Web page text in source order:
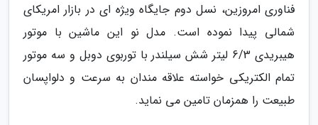
فناوری امروزین، نسل دوم جایگاه ویژه ای در بازار امریکای
شمالی پیدا نموده است. مدل نو این ماشین با موتور
هیبریدی 6/3 لیتر شش سیلندر با توربوی دوبل و سه موتور
تمام الکتریکی خواسته علاقه مندان به سرعت و دلواپسان
طبیعت را همزمان تامین می نماید.